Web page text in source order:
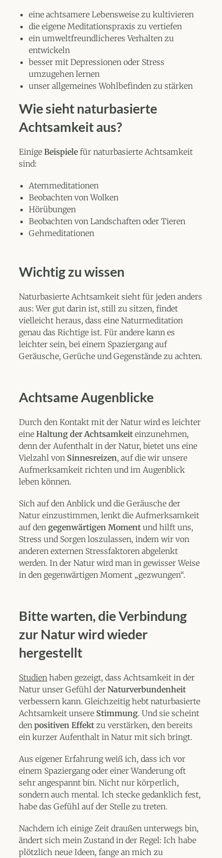
eine achtsamere Lebensweise zu kultivieren
die eigene Meditationspraxis zu vertiefen
ein umweltfreundlicheres Verhalten zu
entwickeln
besser mit Depressionen oder Stress
umzugehen lernen
unser allgemeines Wohlbefinden zu stärken
Wie sieht naturbasierte
Achtsamkeit aus?
EinigeBeispiele für naturbasierte Achtsamkeit
sind:
Atemmeditationen
Beobachten von Wolken
Hörübungen
Beobachten von Landschaften oder Tieren
Gehmeditationen
Wichtig zu wissen
Naturbasierte Achtsamkeit sieht für jeden anders
aus: Wer gut darin ist, still zu sitzen, findet
vielleicht heraus, dass eine Naturmeditation
genau das Richtige ist. Für andere kann es
leichter sein, bei einem Spaziergang auf
Geräusche, Gerüche und Gegenstände zu achten.
Achtsame Augenblicke
Durch den Kontakt mit der Natur wird es leichter
eineHaltung der Achtsamkeit einzunehmen,
denn der Aufenthalt in der Natur, bietet uns eine
Vielzahl von Sinnesreizen, auf die wir unsere
Aufmerksamkeit richten und im Augenblick
leben können.
Sich auf den Anblick und die Geräusche der
Natur einzustimmen, lenkt die Aufmerksamkeit
auf den gegenwärtigen Moment und hilft uns,
Stress und Sorgen loszulassen, indem wir von
anderen externen Stressfaktoren abgelenkt
werden. In der Natur wird man in gewisser Weise
in den gegenwärtigen Moment „gezwungen“.
Bitte warten, die Verbindung
zur Natur wird wieder
hergestellt
Studien haben gezeigt, dass Achtsamkeit in der
Natur unser Gefühl derNaturverbundenheit
verbessern kann. Gleichzeitig hebt naturbasierte
Achtsamkeit unsere Stimmung. Und sie scheint
denpositiven Effektzu verstärken, den bereits
ein kurzer Aufenthalt in Natur mit sich bringt.
Aus eigener Erfahrung weiß ich, dass ich vor
einem Spaziergang oder einer Wanderung oft
sehr angespannt bin. Nicht nur körperlich,
sondern auch mental. Ich stecke gedanklich fest,
habe das Gefühl auf der Stelle zu treten.
Nachdem ich einige Zeit draußen unterwegs bin,
ändert sich mein Zustand in der Regel: Ich habe
plötzlich neue Ideen, fange an mich zu